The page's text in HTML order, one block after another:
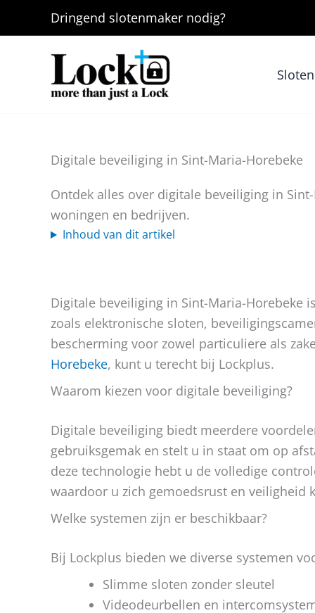
Dringend slotenmaker nodig?
Digitale beveiliging in Sint-Maria-Horebeke
Ontdek alles over digitale beveiliging in
woningen en bedrijven.
Inhoud van dit artikel
Digitale beveiliging in Sint-Maria-Horebeke
zoals elektronische sloten,
bescherming voor zowel particuliere als
Horebeke, kunt u terecht bij Lockplus.
Waarom kiezen voor digitale beveiliging?
Digitale beveiliging biedt meerdere
gebruiksgemak en stelt u in staat om op
deze technologie hebt u de volledige
waardoor u zich gemoedsrust en veiligheid
Welke systemen zijn er beschikbaar?
Bij Lockplus bieden we diverse systemen
Slimme sloten zonder sleutel
Videodeurbellen en